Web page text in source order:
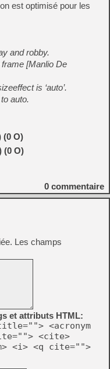
est optimisé pour les
and robby.
[Manlio De
is ‘auto’.
auto.
(0 O)
(0 O)
0 commentaire
Les champs
et attributs HTML:
<acronym
<cite>
<i> <q cite="">